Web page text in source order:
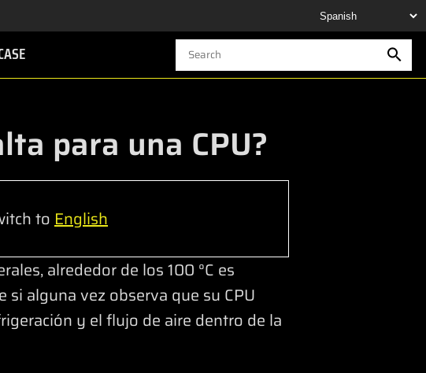
para una CPU?
toEnglish
alrededor de los 100 °C es
si alguna vez observa que su CPU
y el flujo de aire dentro de la